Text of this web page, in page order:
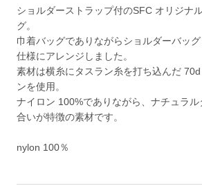
ショルダーストラップ付のSFC オリジナ
グ。
巾着バッグでありながらショルダーバッ
仕様にアレンジしました。
素材は横糸にタスラン糸を打ち込んだ
ンを使用。
ナイロン 100%でありながら、ナチュラ
合いが特徴の素材です。
nylon 100％